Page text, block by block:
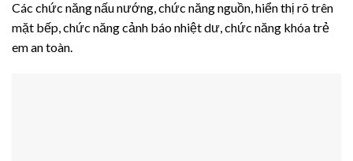
Các chức năng nấu nướng, chức năng nguồn, hiển thị rõ trên
mặt bếp, chức năng cảnh báo nhiệt dư, chức năng khóa trẻ
em an toàn.